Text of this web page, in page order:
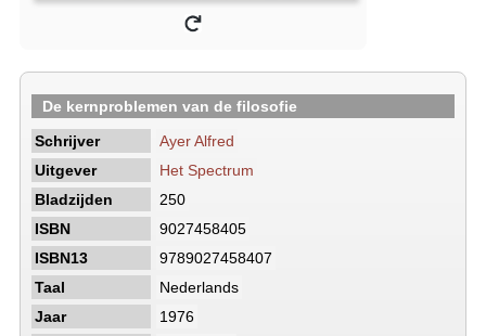
De kernproblemen van de filosofie
Schrijver
Ayer Alfred
Uitgever
Het Spectrum
Bladzijden
250
ISBN
9027458405
ISBN13
9789027458407
Taal
Nederlands
Jaar
1976